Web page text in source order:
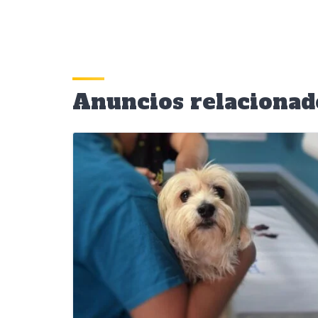
Anuncios